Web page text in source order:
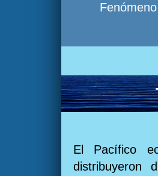
El Pacífico
distribuyeron